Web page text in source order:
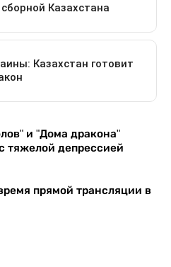
и "Дома дракона"
тяжелой депрессией
прямой трансляции в